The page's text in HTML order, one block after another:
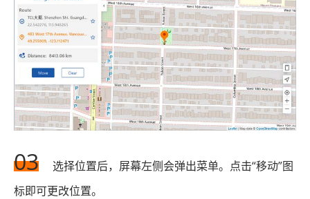
03
选择位置后，屏幕左侧会弹出菜单。点击“移动”图
标即可更改位置。